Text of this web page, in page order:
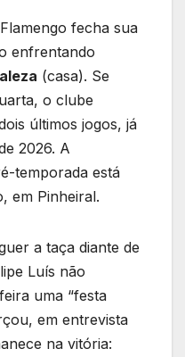
fecha sua
enfrentando
(casa). Se
o clube
últimos jogos, já
2026. A
temporada está
em Pinheiral.
a taça diante de
Luís não
uma “festa
em entrevista
na vitória: